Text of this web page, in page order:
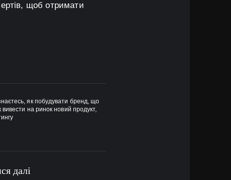
щоб отримати
як побудувати бренд, що
на ринок новий продукт,
далі